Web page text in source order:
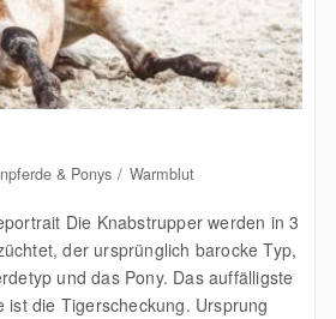
& Ponys Warmblut
Die Knabstrupper werden in 3
der ursprünglich barocke Typ,
und das Pony. Das auffälligste
ist die Tigerscheckung. Ursprung